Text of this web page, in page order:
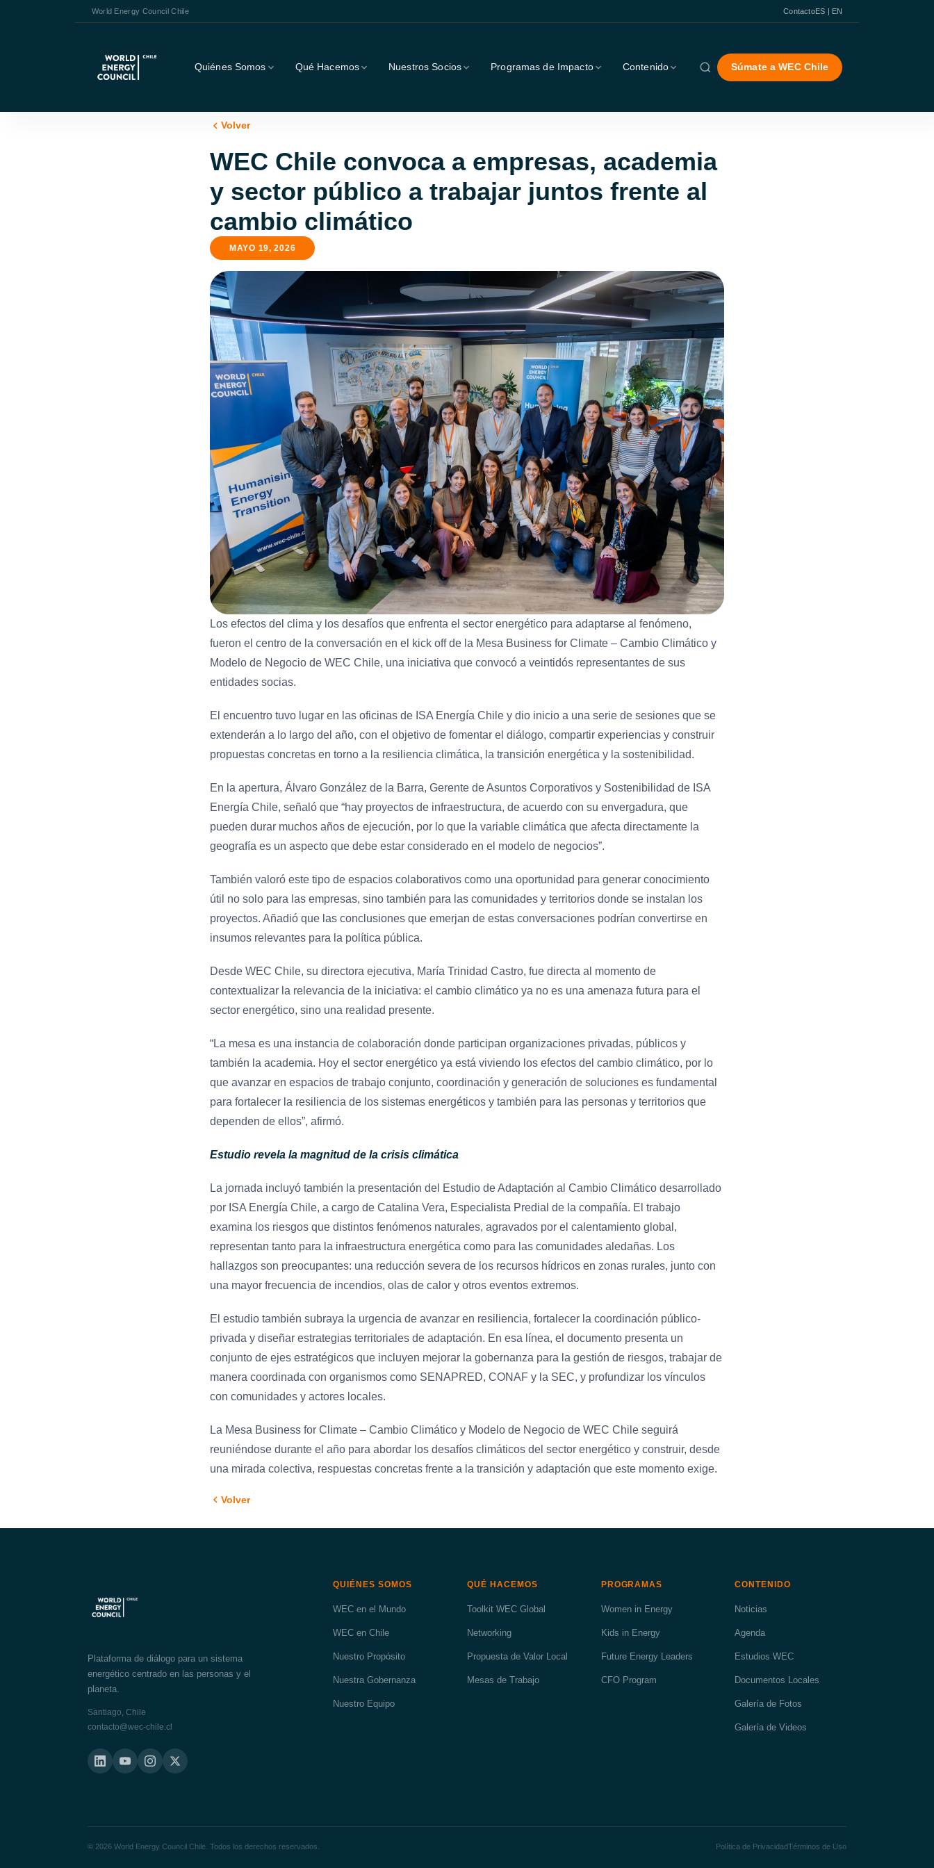
World Energy Council Chile ContactoES | EN
Quiénes Somos Qué Hacemos Nuestros Socios Programas de Impacto Contenido Súmate a WEC Chile
Volver
WEC Chile convoca a empresas, academia
y sector público a trabajar juntos frente al
cambio climático
MAYO 19, 2026
Los efectos del clima y los desafíos que enfrenta el sector energético para adaptarse al fenómeno,
fueron el centro de la conversación en el kick off de la Mesa Business for Climate – Cambio Climático y
Modelo de Negocio de WEC Chile, una iniciativa que convocó a veintidós representantes de sus
entidades socias.
El encuentro tuvo lugar en las oficinas de ISA Energía Chile y dio inicio a una serie de sesiones que se
extenderán a lo largo del año, con el objetivo de fomentar el diálogo, compartir experiencias y construir
propuestas concretas en torno a la resiliencia climática, la transición energética y la sostenibilidad.
En la apertura, Álvaro González de la Barra, Gerente de Asuntos Corporativos y Sostenibilidad de ISA
Energía Chile, señaló que “hay proyectos de infraestructura, de acuerdo con su envergadura, que
pueden durar muchos años de ejecución, por lo que la variable climática que afecta directamente la
geografía es un aspecto que debe estar considerado en el modelo de negocios”.
También valoró este tipo de espacios colaborativos como una oportunidad para generar conocimiento
útil no solo para las empresas, sino también para las comunidades y territorios donde se instalan los
proyectos. Añadió que las conclusiones que emerjan de estas conversaciones podrían convertirse en
insumos relevantes para la política pública.
Desde WEC Chile, su directora ejecutiva, María Trinidad Castro, fue directa al momento de
contextualizar la relevancia de la iniciativa: el cambio climático ya no es una amenaza futura para el
sector energético, sino una realidad presente.
“La mesa es una instancia de colaboración donde participan organizaciones privadas, públicos y
también la academia. Hoy el sector energético ya está viviendo los efectos del cambio climático, por lo
que avanzar en espacios de trabajo conjunto, coordinación y generación de soluciones es fundamental
para fortalecer la resiliencia de los sistemas energéticos y también para las personas y territorios que
dependen de ellos”, afirmó.
Estudio revela la magnitud de la crisis climática
La jornada incluyó también la presentación del Estudio de Adaptación al Cambio Climático desarrollado
por ISA Energía Chile, a cargo de Catalina Vera, Especialista Predial de la compañía. El trabajo
examina los riesgos que distintos fenómenos naturales, agravados por el calentamiento global,
representan tanto para la infraestructura energética como para las comunidades aledañas. Los
hallazgos son preocupantes: una reducción severa de los recursos hídricos en zonas rurales, junto con
una mayor frecuencia de incendios, olas de calor y otros eventos extremos.
El estudio también subraya la urgencia de avanzar en resiliencia, fortalecer la coordinación público-
privada y diseñar estrategias territoriales de adaptación. En esa línea, el documento presenta un
conjunto de ejes estratégicos que incluyen mejorar la gobernanza para la gestión de riesgos, trabajar de
manera coordinada con organismos como SENAPRED, CONAF y la SEC, y profundizar los vínculos
con comunidades y actores locales.
La Mesa Business for Climate – Cambio Climático y Modelo de Negocio de WEC Chile seguirá
reuniéndose durante el año para abordar los desafíos climáticos del sector energético y construir, desde
una mirada colectiva, respuestas concretas frente a la transición y adaptación que este momento exige.
Volver
Plataforma de diálogo para un sistema
energético centrado en las personas y el
planeta.
Santiago, Chile
contacto@wec-chile.cl
QUIÉNES SOMOS
WEC en el Mundo
WEC en Chile
Nuestro Propósito
Nuestra Gobernanza
Nuestro Equipo
QUÉ HACEMOS
Toolkit WEC Global
Networking
Propuesta de Valor Local
Mesas de Trabajo
PROGRAMAS
Women in Energy
Kids in Energy
Future Energy Leaders
CFO Program
CONTENIDO
Noticias
Agenda
Estudios WEC
Documentos Locales
Galería de Fotos
Galería de Videos
© 2026 World Energy Council Chile. Todos los derechos reservados. Política de PrivacidadTérminos de Uso